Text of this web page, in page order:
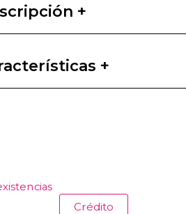
+
+
Crédito